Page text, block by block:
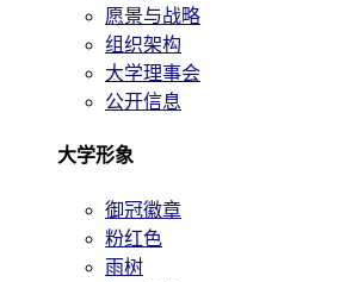
愿景与战略
组织架构
大学理事会
公开信息
大学形象
御冠徽章
粉红色
雨树